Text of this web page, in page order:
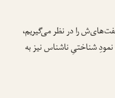
را در نظر می‌گیریم،
شناختیِ ناشناس نیز به